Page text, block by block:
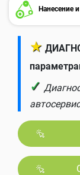
Нанесение
★
✓